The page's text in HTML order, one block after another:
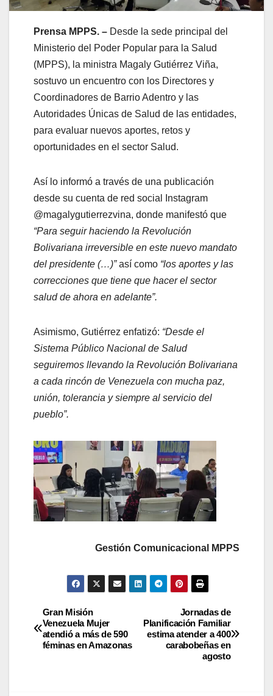
Prensa MPPS. – Desde la sede principal del
Ministerio del Poder Popular para la Salud
(MPPS), la ministra Magaly Gutiérrez Viña,
sostuvo un encuentro con los Directores y
Coordinadores de Barrio Adentro y las
Autoridades Únicas de Salud de las entidades,
para evaluar nuevos aportes, retos y
oportunidades en el sector Salud.
Así lo informó a través de una publicación
desde su cuenta de red social Instagram
@magalygutierrezvina, donde manifestó que
“Para seguir haciendo la Revolución
Bolivariana irreversible en este nuevo mandato
del presidente (…)”así como “los aportes y las
correcciones que tiene que hacer el sector
salud de ahora en adelante”.
Asimismo, Gutiérrez enfatizó: “Desde el
Sistema Público Nacional de Salud
seguiremos llevando la Revolución Bolivariana
a cada rincón de Venezuela con mucha paz,
unión, tolerancia y siempre al servicio del
pueblo”.
Gestión Comunicacional MPPS
Jornadas de
Planificación Familiar
estima atender a 400
carabobeñas en
agosto
Gran Misión
Venezuela Mujer
atendió a más de 590
féminas en Amazonas